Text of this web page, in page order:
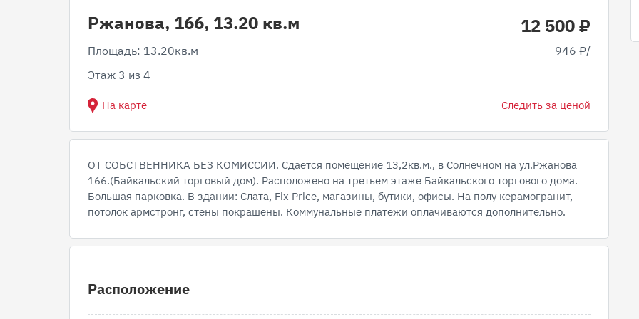
Ржанова, 166, 13.20 кв.м 12 500 ₽
Площадь: 13.20кв.м
Этаж 3 из 4
946 ₽/
На карте Следить за ценой
ОТ СОБСТВЕННИКА БЕЗ КОМИССИИ. Сдается помещение 13,2кв.м., в Солнечном на ул.Ржанова
166.(Байкальский торговый дом). Расположено на третьем этаже Байкальского торгового дома.
Большая парковка. В здании: Слата, Fix Price, магазины, бутики, офисы. На полу керамогранит,
потолок армстронг, стены покрашены. Коммунальные платежи оплачиваются дополнительно.
Расположение